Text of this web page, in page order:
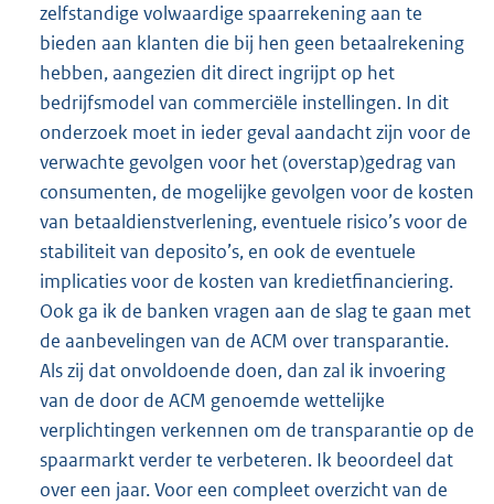
zelfstandige volwaardige spaarrekening aan te
bieden aan klanten die bij hen geen betaalrekening
hebben, aangezien dit direct ingrijpt op het
bedrijfsmodel van commerciële instellingen. In dit
onderzoek moet in ieder geval aandacht zijn voor de
verwachte gevolgen voor het (overstap)gedrag van
consumenten, de mogelijke gevolgen voor de kosten
van betaaldienstverlening, eventuele risico’s voor de
stabiliteit van deposito’s, en ook de eventuele
implicaties voor de kosten van kredietfinanciering.
Ook ga ik de banken vragen aan de slag te gaan met
de aanbevelingen van de ACM over transparantie.
Als zij dat onvoldoende doen, dan zal ik invoering
van de door de ACM genoemde wettelijke
verplichtingen verkennen om de transparantie op de
spaarmarkt verder te verbeteren. Ik beoordeel dat
over een jaar. Voor een compleet overzicht van de